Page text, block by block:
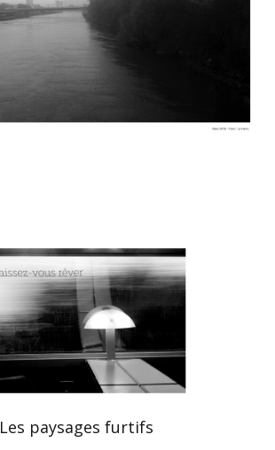
Les paysages furtifs